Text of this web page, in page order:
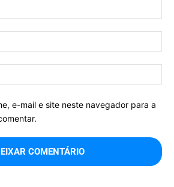
e-mail e site neste navegador para a